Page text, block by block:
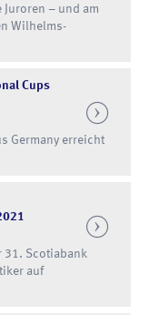
– und am
Wilhelms-
Cups
Germany erreicht
31. Scotiabank
auf